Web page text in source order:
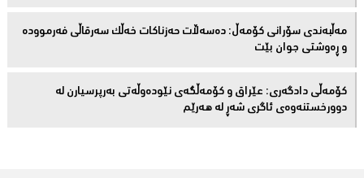
مەڵبەندى سۆرانى کۆمەڵ: دەسەڵات حەزناکات خەڵک سەرقاڵى فەرموودە
و ڕەوشتى جوان بێت
کۆمەڵى دادگەرى: عێراق و كۆمەڵگەی نێودەوڵەتی بەرپرسیارن لە
دوورخستنەوەى ئاگری شەڕ لە هەرێم